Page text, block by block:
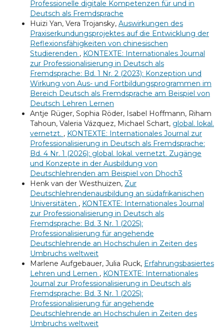
Professionelle digitale Kompetenzen für und in
Deutsch als Fremdsprache
Huizi Yan, Vera Trojansky, Auswirkungen des
Praxiserkundungsprojektes auf die Entwicklung der
Reflexionsfähigkeiten von chinesischen
Studierenden , KONTEXTE: Internationales Journal
zur Professionalisierung in Deutsch als
Fremdsprache: Bd. 1 Nr. 2 (2023): Konzeption und
Wirkung von Aus- und Fortbildungsprogrammen im
Bereich Deutsch als Fremdsprache am Beispiel von
Deutsch Lehren Lernen
Antje Rüger, Sophia Röder, Isabel Hoffmann, Riham
Tahoun, Valeria Vázquez, Michael Schart, global. lokal.
vernetzt. , KONTEXTE: Internationales Journal zur
Professionalisierung in Deutsch als Fremdsprache:
Bd. 4 Nr. 1 (2026): global. lokal. vernetzt. Zugänge
und Konzepte in der Ausbildung von
Deutschlehrenden am Beispiel von Dhoch3
Henk van der Westhuizen, Zur
Deutschlehrendenausbildung an südafrikanischen
Universitäten , KONTEXTE: Internationales Journal
zur Professionalisierung in Deutsch als
Fremdsprache: Bd. 3 Nr. 1 (2025):
Professionalisierung für angehende
Deutschlehrende an Hochschulen in Zeiten des
Umbruchs weltweit
Marlene Aufgebauer, Julia Ruck, Erfahrungsbasiertes
Lehren und Lernen , KONTEXTE: Internationales
Journal zur Professionalisierung in Deutsch als
Fremdsprache: Bd. 3 Nr. 1 (2025):
Professionalisierung für angehende
Deutschlehrende an Hochschulen in Zeiten des
Umbruchs weltweit